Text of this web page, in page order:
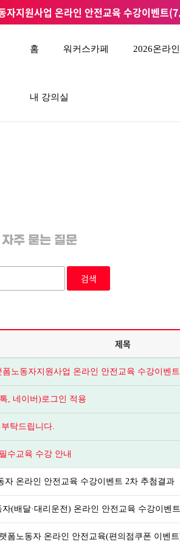
자지원사업 온라인 안전교육 수강이벤트
홈 워커스카페 2026온라
내 강의실
자주 묻는 질문
검색
제목
노동자지원사업 온라인 안전교육 수강이벤
, 네이버)로그인 적용
탁드립니다.
수교육 수강 안내
자 온라인 안전교육 수강이벤트 2차 추첨결과
(배달·대리운전) 온라인 안전교육 수강이벤트
폼노동자 온라인 안전교육(편의점쿠폰 이벤트